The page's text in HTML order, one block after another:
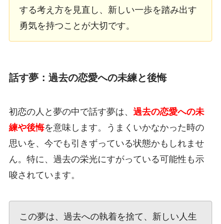
する考え方を見直し、新しい一歩を踏み出す
勇気を持つことが大切です。
話す夢：過去の恋愛への未練と後悔
初恋の人と夢の中で話す夢は、 過去の恋愛への未
練や後悔を意味します。うまくいかなかった時の
思いを、今でも引きずっている状態かもしれませ
ん。特に、過去の栄光にすがっている可能性も示
唆されています。
この夢は、過去への執着を捨て、新しい人生